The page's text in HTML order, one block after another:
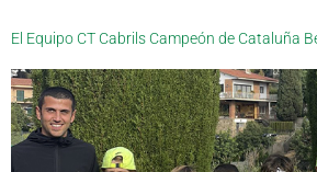
El Equipo CT Cabrils Campeón de Cataluña